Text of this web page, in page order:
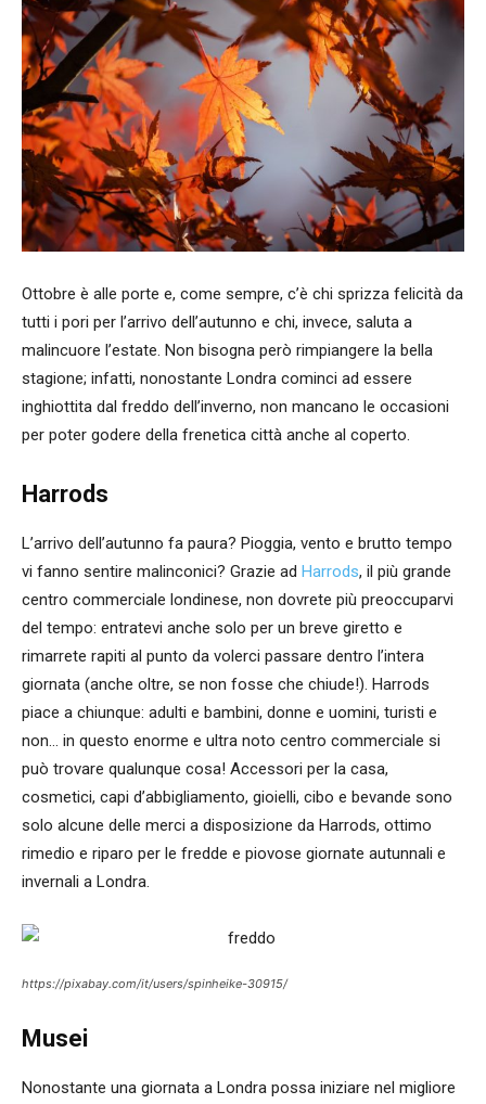
Ottobre è alle porte e, come sempre, c’è chi sprizza felicità da
tutti i pori per l’arrivo dell’autunno e chi, invece, saluta a
malincuore l’estate. Non bisogna però rimpiangere la bella
stagione; infatti, nonostante Londra cominci ad essere
inghiottita dal freddo dell’inverno, non mancano le occasioni
per poter godere della frenetica città anche al coperto.
Harrods
L’arrivo dell’autunno fa paura? Pioggia, vento e brutto tempo
vi fanno sentire malinconici? Grazie ad Harrods, il più grande
centro commerciale londinese, non dovrete più preoccuparvi
del tempo: entratevi anche solo per un breve giretto e
rimarrete rapiti al punto da volerci passare dentro l’intera
giornata (anche oltre, se non fosse che chiude!). Harrods
piace a chiunque: adulti e bambini, donne e uomini, turisti e
non… in questo enorme e ultra noto centro commerciale si
può trovare qualunque cosa! Accessori per la casa,
cosmetici, capi d’abbigliamento, gioielli, cibo e bevande sono
solo alcune delle merci a disposizione da Harrods, ottimo
rimedio e riparo per le fredde e piovose giornate autunnali e
invernali a Londra.
https://pixabay.com/it/users/spinheike-30915/
Musei
Nonostante una giornata a Londra possa iniziare nel migliore